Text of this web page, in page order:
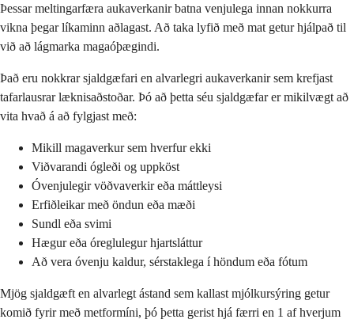
Þessar meltingarfæra aukaverkanir batna venjulega innan nokkurra
vikna þegar líkaminn aðlagast. Að taka lyfið með mat getur hjálpað til
við að lágmarka magaóþægindi.
Það eru nokkrar sjaldgæfari en alvarlegri aukaverkanir sem krefjast
tafarlausrar læknisaðstoðar. Þó að þetta séu sjaldgæfar er mikilvægt að
vita hvað á að fylgjast með:
Mikill magaverkur sem hverfur ekki
Viðvarandi ógleði og uppköst
Óvenjulegir vöðvaverkir eða máttleysi
Erfiðleikar með öndun eða mæði
Sundl eða svimi
Hægur eða óreglulegur hjartsláttur
Að vera óvenju kaldur, sérstaklega í höndum eða fótum
Mjög sjaldgæft en alvarlegt ástand sem kallast mjólkursýring getur
komið fyrir með metformíni, þó þetta gerist hjá færri en 1 af hverjum